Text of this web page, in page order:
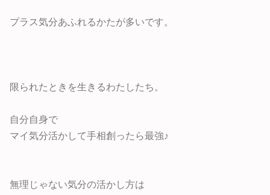
プラス気分あふれるかたが多いです。
限られたときを生きるわたしたち。
自分自身で
マイ気分活かして手相創ったら最強♪
無理じゃない気分の活かし方は